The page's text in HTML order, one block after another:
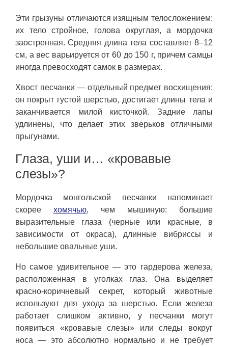
Эти грызуны отличаются изящным телосложением:
их тело стройное, голова округлая, а мордочка
заостренная. Средняя длина тела составляет 8–12
см, а вес варьируется от 60 до 150 г, причем самцы
иногда превосходят самок в размерах.
Хвост песчанки — отдельный предмет восхищения:
он покрыт густой шерстью, достигает длины тела и
заканчивается милой кисточкой. Задние лапы
удлинены, что делает этих зверьков отличными
прыгунами.
Глаза, уши и… «кровавые
слезы»?
Мордочка монгольской песчанки напоминает
скорее хомячью, чем мышиную: большие
выразительные глаза (черные или красные, в
зависимости от окраса), длинные вибриссы и
небольшие овальные уши.
Но самое удивительное — это гардерова железа,
расположенная в уголках глаз. Она выделяет
красно-коричневый секрет, который животные
используют для ухода за шерстью. Если железа
работает слишком активно, у песчанки могут
появиться «кровавые слезы» или следы вокруг
носа — это абсолютно нормально и не требует